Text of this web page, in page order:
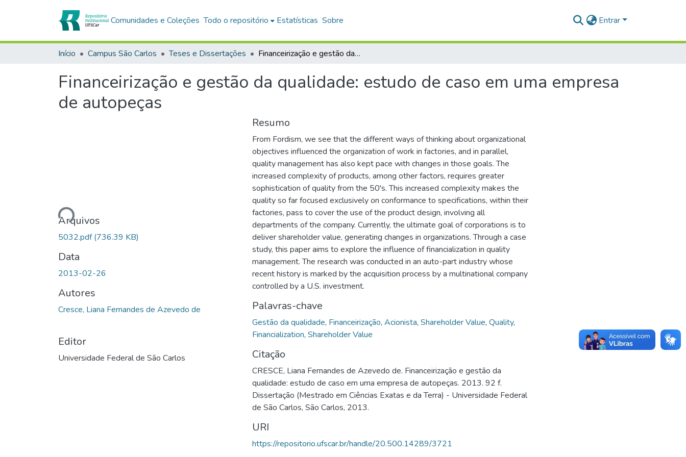
Comunidades e Coleções Todo o repositório Estatísticas Sobre Entrar
Início Campus São Carlos Teses e Dissertações Financeirização e gestão da qualidade: estudo de caso em uma empresa de autopeças
Financeirização e gestão da qualidade: estudo de caso em uma empresa
de autopeças
Carregando...
Arquivos
5032.pdf(736.39 KB)
Data
2013-02-26
Autores
Cresce, Liana Fernandes de Azevedo de
Editor
Universidade Federal de São Carlos
Resumo
From Fordism, we see that the different ways of thinking about organizational
objectives influenced the organization of work in factories, and in parallel,
quality management has also kept pace with changes in those goals. The
increased complexity of products, among other factors, requires greater
sophistication of quality from the 50's. This increased complexity makes the
quality so far focused exclusively on conformance to specifications, within their
factories, pass to cover the use of the product design, involving all
departments of the company. Currently, the ultimate goal of corporations is to
deliver shareholder value, generating changes in organizations. Through a case
study, this paper aims to explore the influence of financialization in quality
management. The research was conducted in an auto-part industry whose
recent history is marked by the acquisition process by a multinational company
controlled by a U.S. investment.
Palavras-chave
Gestão da qualidade, Financeirização, Acionista, Shareholder Value, Quality,
Financialization, Shareholder Value
Citação
CRESCE, Liana Fernandes de Azevedo de. Financeirização e gestão da
qualidade: estudo de caso em uma empresa de autopeças. 2013. 92 f.
Dissertação (Mestrado em Ciências Exatas e da Terra) - Universidade Federal
de São Carlos, São Carlos, 2013.
URI
https://repositorio.ufscar.br/handle/20.500.14289/3721